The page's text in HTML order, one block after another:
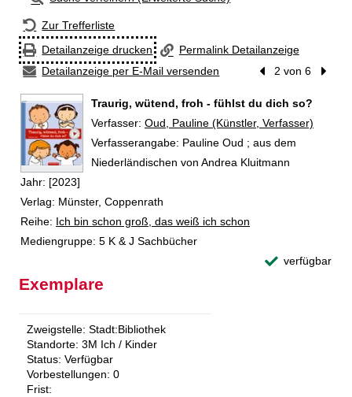
Zur Trefferliste
Detailanzeige drucken
Permalink Detailanzeige
Detailanzeige per E-Mail versenden
Vorheriger Treffer
2 von 6
Traurig, wütend, froh - fühlst du dich so?
Verfasser: Suche nach diesem Verfasser
Oud, Pauline (Künstler, Verfasser)
Verfasserangabe: Pauline Oud ; aus dem
Niederländischen von Andrea Kluitmann
Jahr: [2023]
Verlag: Münster, Coppenrath
Reihe: Ich bin schon groß, das weiß ich schon
Mediengruppe: 5 K & J Sachbücher
verfügbar
Exemplare
Zweigstelle: Stadt:Bibliothek
Standorte: 3M Ich / Kinder
Status: Verfügbar
Vorbestellungen: 0
Frist: